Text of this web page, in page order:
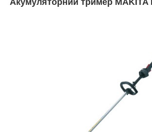
Акумуляторний тример MAKITA